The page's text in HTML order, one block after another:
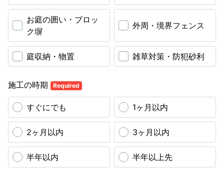
お庭の囲い・ブロッ
ク塀
外周・境界フェンス
庭収納・物置 雑草対策・防犯砂利
施工の時期 Required
すぐにでも 1ヶ月以内
2ヶ月以内 3ヶ月以内
半年以内 半年以上先